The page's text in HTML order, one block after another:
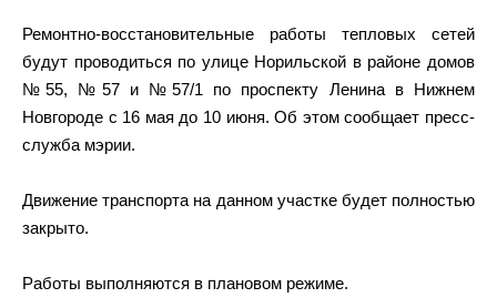
Ремонтно-восстановительные работы тепловых сетей
будут проводиться по улице Норильской в районе домов
№55, №57 и №57/1 по проспекту Ленина в Нижнем
Новгороде с 16 мая до 10 июня. Об этом сообщает пресс-
служба мэрии.
Движение транспорта на данном участке будет полностью
закрыто.
Работы выполняются в плановом режиме.